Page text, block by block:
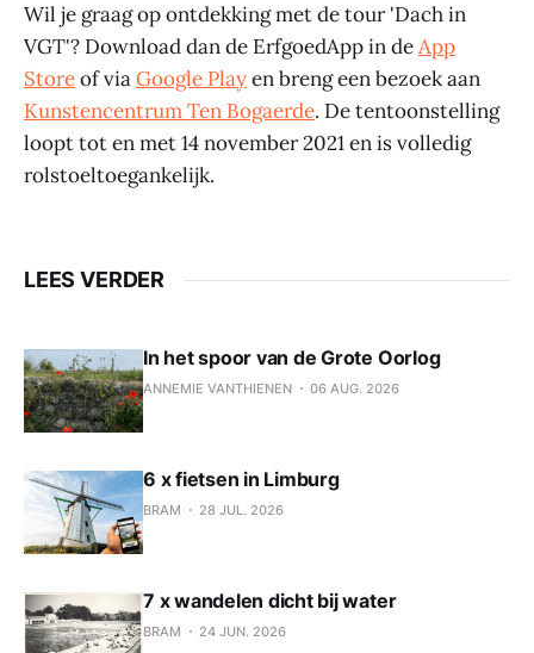
Wil je graag op ontdekking met de tour 'Dach in
VGT'? Download dan de ErfgoedApp in deApp
Storeof viaGoogle Playen breng een bezoek aan
Kunstencentrum Ten Bogaerde. De tentoonstelling
loopt tot en met 14 november 2021 en is volledig
rolstoeltoegankelijk.
LEES VERDER
In het spoor van de Grote Oorlog
ANNEMIE VANTHIENEN 06 AUG. 2026
6 x fietsen in Limburg
BRAM 28 JUL. 2026
7 x wandelen dicht bij water
BRAM 24 JUN. 2026